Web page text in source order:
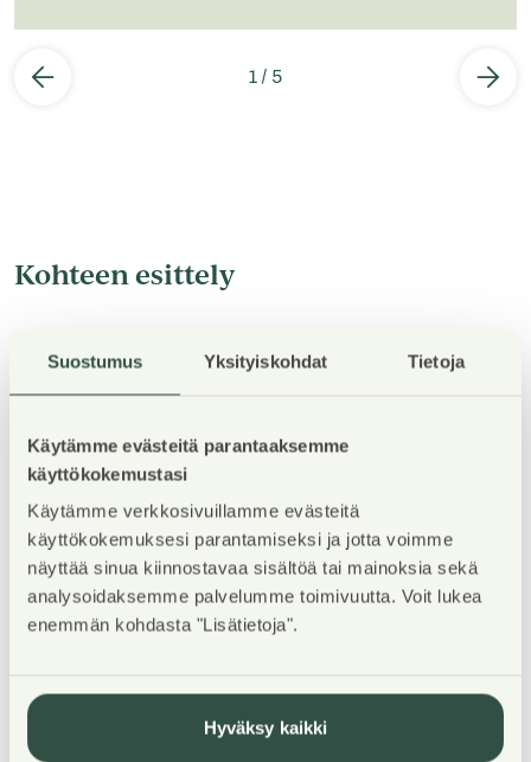
Suostumus Yksityiskohdat Tietoja
Käytämme evästeitä parantaaksemme
käyttökokemustasi
Käytämme verkkosivuillamme evästeitä
käyttökokemuksesi parantamiseksi ja jotta voimme
näyttää sinua kiinnostavaa sisältöä tai mainoksia sekä
analysoidaksemme palvelumme toimivuutta. Voit lukea
enemmän kohdasta "Lisätietoja".
Hyväksy kaikki
1 / 5
Kohteen esittely
Vapaisiin asuntoihin on jatkuva haku,
asuntohakemuksen voi täyttää Asuntosäätiön
A-B rappujen asuntojen arvioitu valmistumisaika on
5/2027, C-F rappujen arvioitu valmistumisaika on
1/2027.
Ensi parven upeat, valoisat kodit tarjoavat rauhallisen
asuinympäristön kaupungin kupeessa, arvostettujen
asumisoikeuskotia. Huoneistojen koot vaihtelevat 32-
neliöisistä yksiöistä lähes sadan neliön viisihuoneisiin